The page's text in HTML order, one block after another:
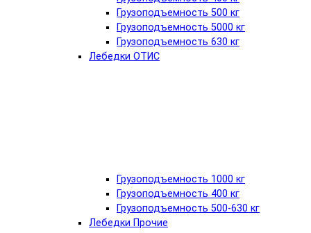
Грузоподъемность 500 кг
Грузоподъемность 5000 кг
Грузоподъемность 630 кг
Лебедки ОТИС
Грузоподъемность 1000 кг
Грузоподъемность 400 кг
Грузоподъемность 500-630 кг
Лебедки Прочие